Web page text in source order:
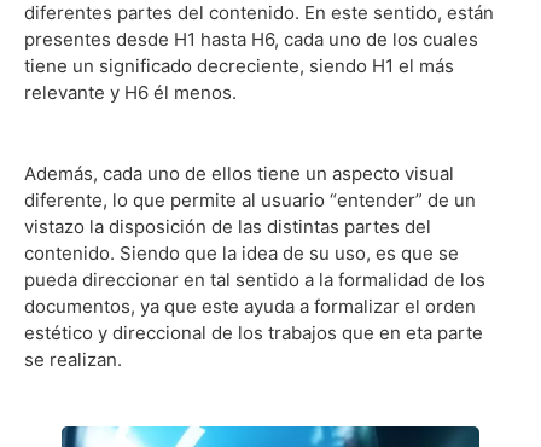
diferentes partes del contenido. En este sentido, están
presentes desde H1 hasta H6, cada uno de los cuales
tiene un significado decreciente, siendo H1 el más
relevante y H6 él menos.
Además, cada uno de ellos tiene un aspecto visual
diferente, lo que permite al usuario “entender” de un
vistazo la disposición de las distintas partes del
contenido. Siendo que la idea de su uso, es que se
pueda direccionar en tal sentido a la formalidad de los
documentos, ya que este ayuda a formalizar el orden
estético y direccional de los trabajos que en eta parte
se realizan.